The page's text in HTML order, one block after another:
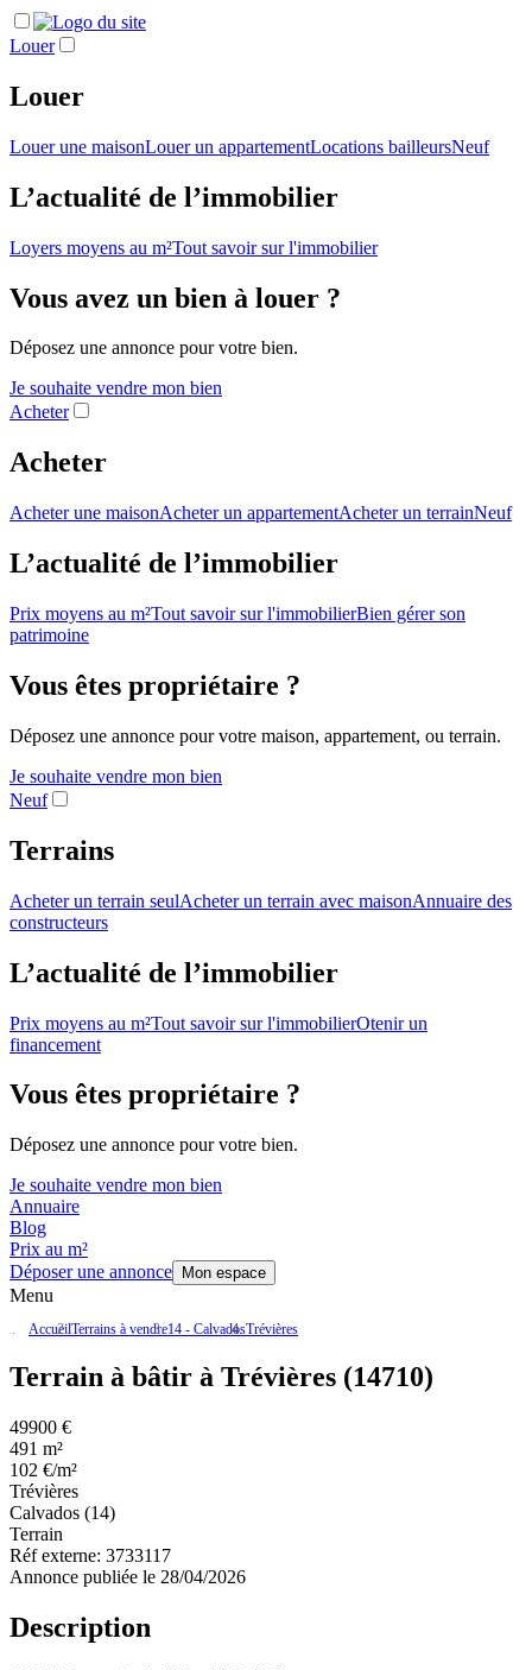
Louer
Louer
Louer une maisonLouer un appartementLocations bailleursNeuf
L’actualité de l’immobilier
Loyers moyens au m²Tout savoir sur l'immobilier
Vous avez un bien à louer ?
Déposez une annonce pour votre bien.
Je souhaite vendre mon bien
Acheter
Acheter
Acheter une maisonAcheter un appartementAcheter un terrainNeuf
L’actualité de l’immobilier
Prix moyens au m²Tout savoir sur l'immobilierBien gérer son
patrimoine
Vous êtes propriétaire ?
Déposez une annonce pour votre maison, appartement, ou terrain.
Je souhaite vendre mon bien
Neuf
Terrains
Acheter un terrain seulAcheter un terrain avec maisonAnnuaire des
constructeurs
L’actualité de l’immobilier
Prix moyens au m²Tout savoir sur l'immobilierOtenir un
financement
Vous êtes propriétaire ?
Déposez une annonce pour votre bien.
Je souhaite vendre mon bien
Annuaire
Blog
Prix au m²
Déposer une annonce
Mon espace
Menu
AccueilTerrains à vendre14 - CalvadosTrévières
Terrain à bâtir à Trévières (14710)
49900 €
491 m²
102 €/m²
Trévières
Calvados (14)
Terrain
Réf externe: 3733117
Annonce publiée le 28/04/2026
Description